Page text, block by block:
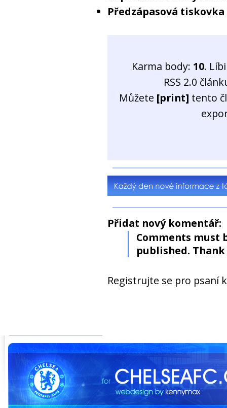
Předzápasová
Karma body: 10.
RSS 2.0
Můžete [print] tento
Přidat nový komentář:
Comments must
published. Thank
Registrujte se pro psaní